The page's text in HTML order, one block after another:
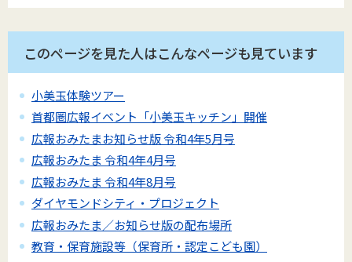
このページを見た人はこんなページも見ています
小美玉体験ツアー
首都圏広報イベント「小美玉キッチン」開催
広報おみたまお知らせ版 令和4年5月号
広報おみたま 令和4年4月号
広報おみたま 令和4年8月号
ダイヤモンドシティ・プロジェクト
広報おみたま／お知らせ版の配布場所
教育・保育施設等（保育所・認定こども園）